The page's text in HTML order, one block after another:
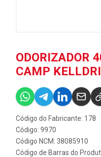
ODORIZADOR
CAMP
Código do Fabricante: 178
Código: 9970
Código NCM: 38085910
Código de Barras do